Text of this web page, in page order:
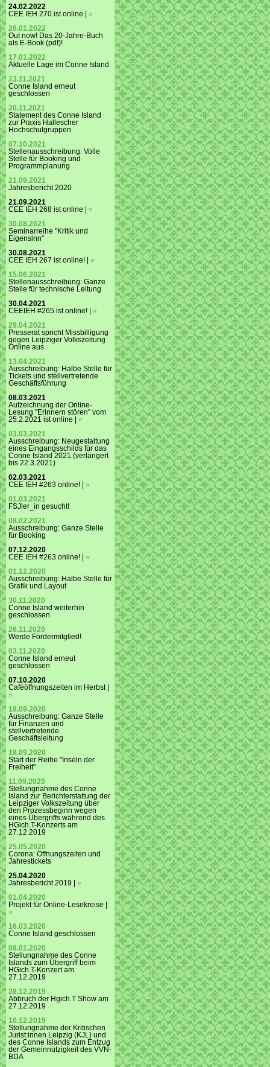
24.02.2022
CEE IEH 270 ist online | »
26.01.2022
Out now! Das 20-Jahre-Buch
als E-Book (pdf)!
17.01.2022
Aktuelle Lage im Conne Island
23.11.2021
Conne Island erneut
geschlossen
20.11.2021
Statement des Conne Island
zur Praxis Hallescher
Hochschulgruppen
07.10.2021
Stellenausschreibung: Volle
Stelle für Booking und
Programmplanung
21.09.2021
Jahresbericht 2020
21.09.2021
CEE IEH 268 ist online | »
30.08.2021
Seminarreihe "Kritik und
Eigensinn"
30.08.2021
CEE IEH 267 ist online! | »
15.06.2021
Stellenausschreibung: Ganze
Stelle für technische Leitung
30.04.2021
CEEIEH #265 ist online! | »
29.04.2021
Presserat spricht Missbilligung
gegen Leipziger Volkszeitung
Online aus
13.04.2021
Ausschreibung: Halbe Stelle für
Tickets und stellvertretende
Geschäftsführung
08.03.2021
Aufzeichnung der Online-
Lesung "Erinnern stören" vom
25.2.2021 ist online | »
03.03.2021
Ausschreibung: Neugestaltung
eines Eingangsschilds für das
Conne Island 2021 (verlängert
bis 22.3.2021)
02.03.2021
CEE IEH #263 online! | »
01.03.2021
FSJler_in gesucht!
08.02.2021
Ausschreibung: Ganze Stelle
für Booking
07.12.2020
CEE IEH #263 online! | »
01.12.2020
Ausschreibung: Halbe Stelle für
Grafik und Layout
30.11.2020
Conne Island weiterhin
geschlossen
26.11.2020
Werde Fördermitglied!
03.11.2020
Conne Island erneut
geschlossen
07.10.2020
Caféöffnungszeiten im Herbst |
»
18.09.2020
Ausschreibung: Ganze Stelle
für Finanzen und
stellvertretende
Geschäftsleitung
18.09.2020
Start der Reihe "Inseln der
Freiheit"
11.09.2020
Stellungnahme des Conne
Island zur Berichterstattung der
Leipziger Volkszeitung über
den Prozessbeginn wegen
eines Übergriffs während des
HGich.T-Konzerts am
27.12.2019
25.05.2020
Corona: Öffnungszeiten und
Jahrestickets
25.04.2020
Jahresbericht 2019 | »
01.04.2020
Projekt für Online-Lesekreise |
»
16.03.2020
Conne Island geschlossen
08.01.2020
Stellungnahme des Conne
Islands zum Übergriff beim
HGich.T-Konzert am
27.12.2019
28.12.2019
Abbruch der Hgich.T Show am
27.12.2019
10.12.2019
Stellungnahme der Kritischen
Jurist:innen Leipzig (KJL) und
des Conne Islands zum Entzug
der Gemeinnützigkeit des VVN-
BDA